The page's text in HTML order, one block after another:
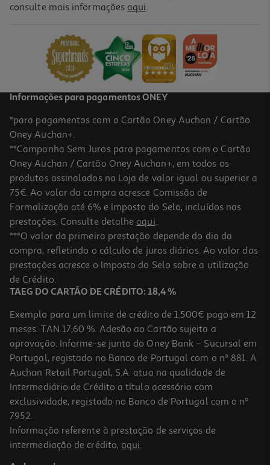
Tesoura Auchan 13cm Cores Sortidas
Price reduced from
-17%
Tesoura Para Esquerdinos Auchan 13cm Cores Sortidas
1.49 €/un
Price reduced from
1,79 €to
1,49 €
Promoção
X-Ato Auchan Cores Sortidas
consulte mais informações aqui.
Informações para pagamentos ONEY
*para pagamentos com o Cartão Oney Auchan / Cartão
Oney Auchan+.
**Campanha Sem Juros para pagamentos com o Cartão
Oney Auchan / Cartão Oney Auchan+, em todos os
produtos assinalados na Loja de valor igual ou superior a
75€. Ao valor da compra acresce Comissão de
Formalização até 6% e Imposto do Selo, incluídos nas
prestações. Consulte detalhe aqui.
***O valor da primeira prestação depende do dia da
compra, refletindo o cálculo de juros diários. Ao valor das
prestações acresce o Imposto do Selo sobre a utilização
de Crédito.
TAEG DO CARTÃO DE CRÉDITO: 18,4 %
Exemplo para um limite de crédito de 1.500€ pago em 12
meses. TAN 17,60 %. Adesão ao Cartão sujeita a
aprovação. Informe-se junto do Oney Bank – Sucursal em
Portugal, registado no Banco de Portugal com o nº 881. A
Auchan Retail Portugal, S.A. atua na qualidade de
Intermediário de Crédito a título acessório com
exclusividade, registado no Banco de Portugal com o nº
7952.
Informação referente à prestação de serviços de
intermediação de crédito, aqui.